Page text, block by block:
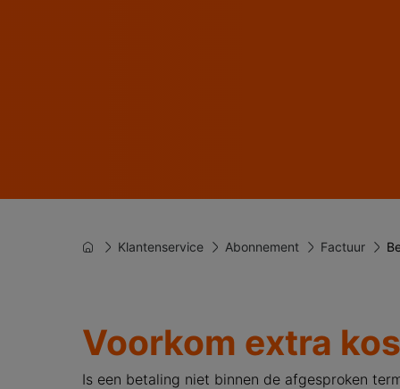
Klantenservice Abonnement Factuur
Voorkom extra
Is een betaling niet binnen de afgesproken